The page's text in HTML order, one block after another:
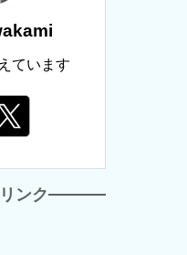
ています
ンク